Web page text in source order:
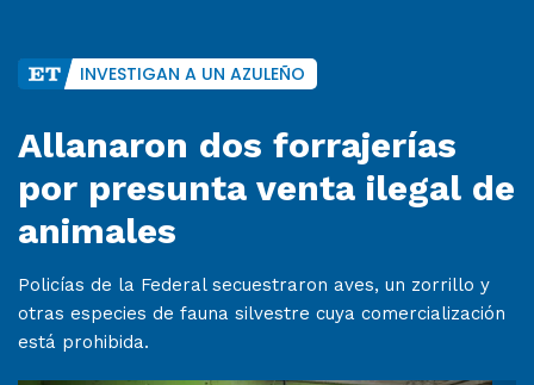
INVESTIGAN A UN AZULEÑO
Allanaron dos forrajerías
por presunta venta ilegal de
animales
Policías de la Federal secuestraron aves, un zorrillo y
otras especies de fauna silvestre cuya comercialización
está prohibida.